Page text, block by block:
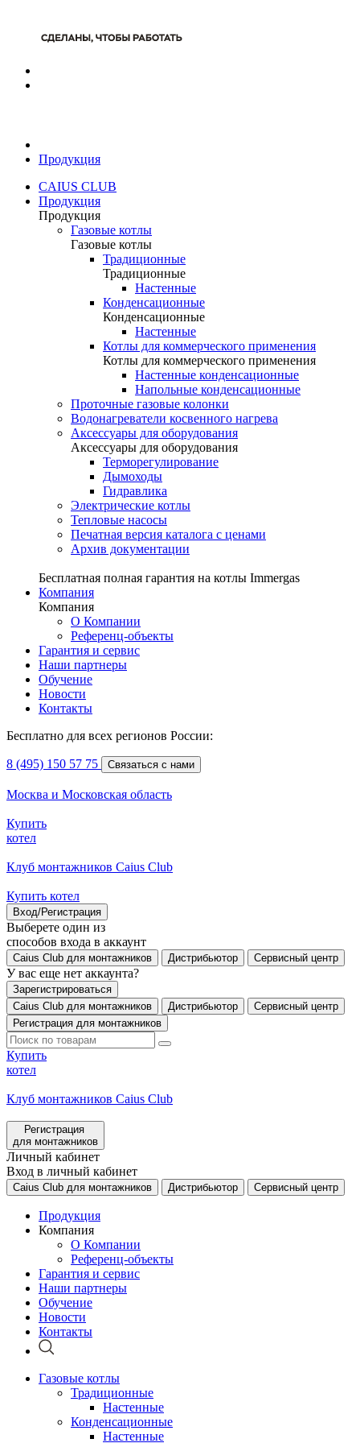
Продукция
CAIUS CLUB
Продукция
Продукция
Газовые котлы
Газовые котлы
Традиционные
Традиционные
Настенные
Конденсационные
Конденсационные
Настенные
Котлы для коммерческого применения
Котлы для коммерческого применения
Настенные конденсационные
Напольные конденсационные
Проточные газовые колонки
Водонагреватели косвенного нагрева
Аксессуары для оборудования
Аксессуары для оборудования
Терморегулирование
Дымоходы
Гидравлика
Электрические котлы
Тепловые насосы
Печатная версия каталога с ценами
Архив документации
Бесплатная полная гарантия на котлы Immergas
Компания
Компания
О Компании
Референц-объекты
Гарантия и сервис
Наши партнеры
Обучение
Новости
Контакты
Бесплатно для всех регионов России:
8 (495) 150 57 75 Связаться с нами
Москва и Московская область
Купить
котел
Клуб монтажников Caius Club
Купить котел
Вход/Регистрация
Выберете один из
способов входа в аккаунт
Caius Club для монтажников Дистрибьютор Сервисный центр
У вас еще нет аккаунта?
Зарегистрироваться
Caius Club для монтажников
Дистрибьютор
Сервисный центр
Регистрация для монтажников
Купить
котел
Клуб монтажников Caius Club
Регистрация
для монтажников
Личный кабинет
Вход в личный кабинет
Caius Club для монтажников Дистрибьютор Сервисный центр
Продукция
Компания
О Компании
Референц-объекты
Гарантия и сервис
Наши партнеры
Обучение
Новости
Контакты
Газовые котлы
Традиционные
Настенные
Конденсационные
Настенные